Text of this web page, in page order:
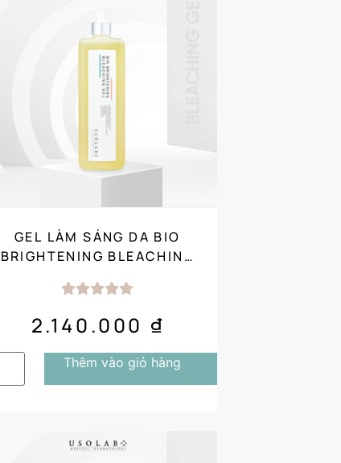
GEL LÀM SÁNG DA BIO
BRIGHTENING BLEACHING
2.140.000 ₫
Thêm vào giỏ hàng